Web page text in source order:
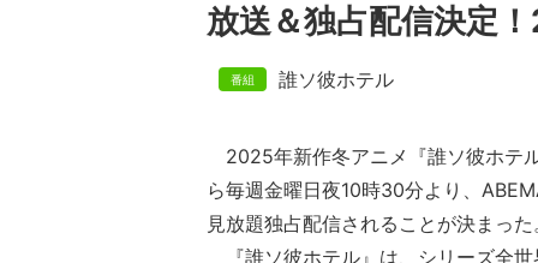
放送＆独占配信決定
誰ソ彼ホテル
2025年新作冬アニメ『誰ソ彼ホテ
ら毎週金曜日夜10時30分より、
見放題独占配信されることが決まった
『誰ソ彼ホテル』は、シリーズ全